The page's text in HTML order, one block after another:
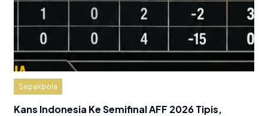
Sepakbola
Kans Indonesia Ke Semifinal AFF 2026 Tipis,